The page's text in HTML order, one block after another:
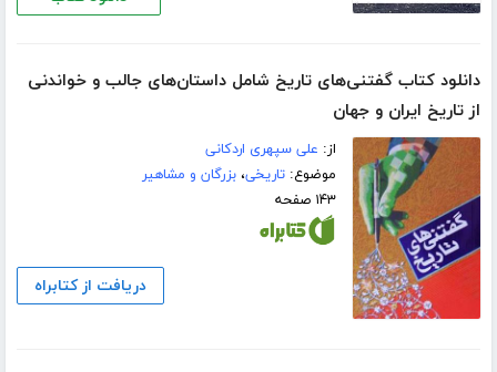
دانلود کتاب گفتنی‌های تاریخ شامل داستان‌های جالب و خواندنی
از تاریخ ایران و جهان
از: علی سپهری اردکانی
موضوع:تاریخی،بزرگان و مشاهیر
۱۴۳ صفحه
دریافت از کتابراه